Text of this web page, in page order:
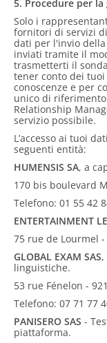
5. Procedure per
Solo i
fornitori di servizi
dati per l'invio
inviati tramite il
trasmetterti il
tener conto dei
conoscenze e per
unico di
Relationship
servizio possibile.
L’accesso ai tuoi
seguenti entità:
HUMENSIS SA, a
170 bis boulevard
Telefono: 01 55 42
ENTERTAINMENT
75 rue de Lourmel
GLOBAL EXAM SAS
linguistiche.
53 rue Fénelon -
Telefono: 07 71 77
PANISERO SAS -
piattaforma.